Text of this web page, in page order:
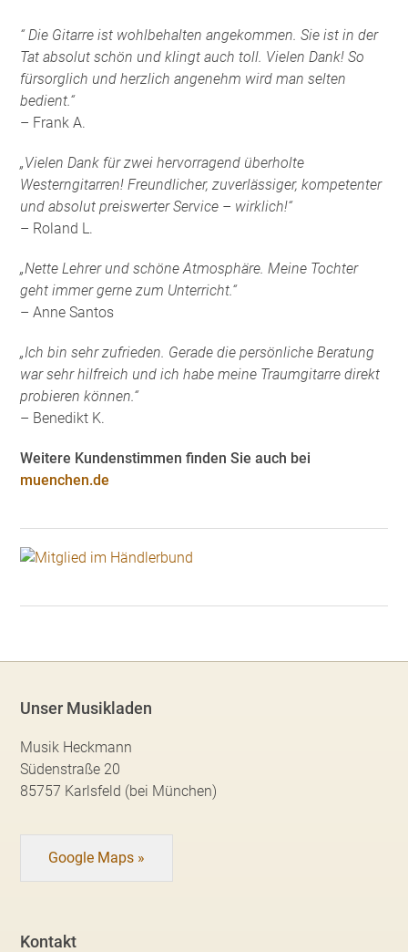
“ Die Gitarre ist wohlbehalten angekommen. Sie ist in der
Tat absolut schön und klingt auch toll. Vielen Dank! So
fürsorglich und herzlich angenehm wird man selten
bedient.“
– Frank A.
„Vielen Dank für zwei hervorragend überholte
Westerngitarren! Freundlicher, zuverlässiger, kompetenter
und absolut preiswerter Service – wirklich!“
– Roland L.
„Nette Lehrer und schöne Atmosphäre. Meine Tochter
geht immer gerne zum Unterricht.“
– Anne Santos
„Ich bin sehr zufrieden. Gerade die persönliche Beratung
war sehr hilfreich und ich habe meine Traumgitarre direkt
probieren können.“
– Benedikt K.
Weitere Kundenstimmen finden Sie auch bei
muenchen.de
Unser Musikladen
Musik Heckmann
Südenstraße 20
85757 Karlsfeld (bei München)
Google Maps »
Kontakt